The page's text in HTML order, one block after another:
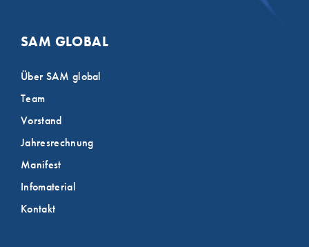
SAM GLOBAL
Über SAM global
Team
Vorstand
Jahresrechnung
Manifest
Infomaterial
Kontakt